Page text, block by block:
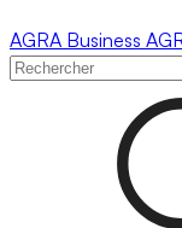
AGRA Business